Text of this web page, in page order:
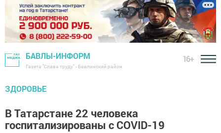
БАВЛЫ-ИНФОРМ
Газета "Слава труду" - Бавлинский район
16+
ЗДОРОВЬЕ
В Татарстане 22 человека
госпитализированы с COVID-19